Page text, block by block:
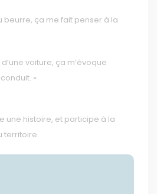
beurre, ça me fait penser à la
voiture, ça m’évoque
»
une histoire, et participe à la
territoire.